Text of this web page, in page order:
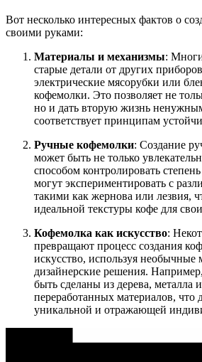
Вот несколько интересных фактов о
своими руками:
Материалы и механизмы:
старые детали от других
электрические мясорубки или
кофемолки. Это позволяет не
но и дать вторую жизнь
соответствует принципам
Ручные кофемолки: Создание
может быть не только
способом контролировать
могут экспериментировать с
такими как жернова или лезвия,
идеальной текстуры кофе для
Кофемолка как искусство:
превращают процесс создания
искусство, используя необычные
дизайнерские решения.
быть сделаны из дерева, металла
переработанных материалов, что
уникальной и отражающей